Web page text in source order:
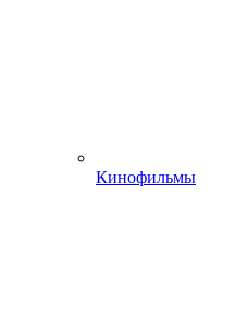
Кинофильмы